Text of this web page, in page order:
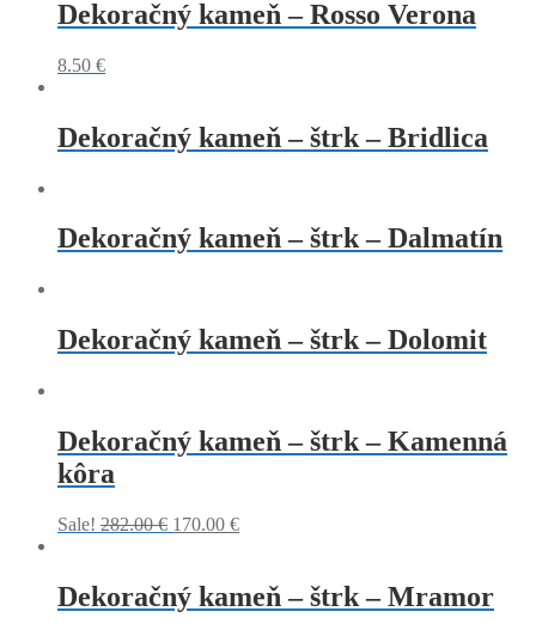
Dekoračný kameň – Rosso Verona
8.50 €
Dekoračný kameň – štrk – Bridlica
Dekoračný kameň – štrk – Dalmatín
Dekoračný kameň – štrk – Dolomit
Dekoračný kameň – štrk – Kamenná
kôra
Sale! 282.00€ 170.00 €
Dekoračný kameň – štrk – Mramor